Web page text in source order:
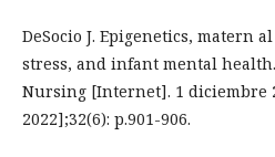
DeSocio J. Epigenetics, matern
stress, and infant mental
Nursing [Internet]. 1 diciembre
2022];32(6): p.901-906.